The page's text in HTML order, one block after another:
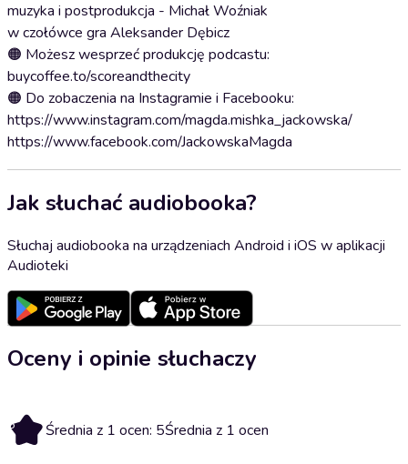
muzyka i postprodukcja - Michał Woźniak
w czołówce gra Aleksander Dębicz
🟠 Możesz wesprzeć produkcję podcastu:
buycoffee.to/scoreandthecity
🟠 Do zobaczenia na Instagramie i Facebooku:
https://www.instagram.com/magda.mishka_jackowska/
https://www.facebook.com/JackowskaMagda
Jak słuchać audiobooka?
Słuchaj audiobooka na urządzeniach Android i iOS w aplikacji
Audioteki
Oceny i opinie słuchaczy
5 Średnia z 1 ocen: 5Średnia z 1 ocen